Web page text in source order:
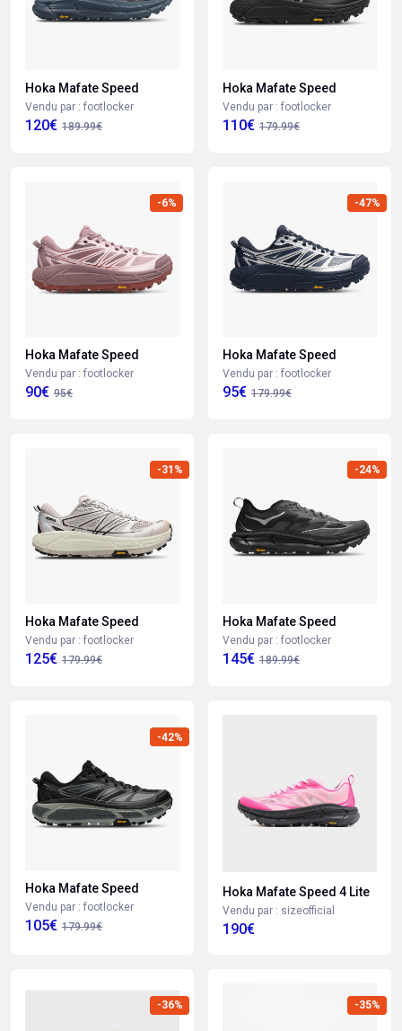
Hoka Mafate Speed
Vendu par : footlocker
120€ 189.99€
Hoka Mafate Speed
Vendu par : footlocker
110€ 179.99€
-6%
Hoka Mafate Speed
Vendu par : footlocker
90€ 95€
-47%
Hoka Mafate Speed
Vendu par : footlocker
95€ 179.99€
-31%
Hoka Mafate Speed
Vendu par : footlocker
125€ 179.99€
-24%
Hoka Mafate Speed
Vendu par : footlocker
145€ 189.99€
-42%
Hoka Mafate Speed
Vendu par : footlocker
105€ 179.99€
Hoka Mafate Speed 4 Lite
Vendu par : sizeofficial
190€
-36% -35%